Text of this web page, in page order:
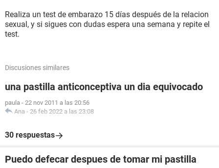
Realiza un test de embarazo 15 días después de la relacion
sexual, y si sigues con dudas espera una semana y repite el
test.
Discusiones similares
una pastilla anticonceptiva un dia equivocado
paula - 22 nov 2011 a las 20:56
Ana - 26 feb 2022 a las 23:08
30 respuestas
Puedo defecar despues de tomar mi pastilla